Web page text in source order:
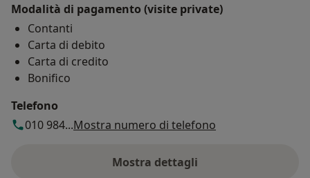
Modalità di pagamento (visite private)
Contanti
Carta di debito
Carta di credito
Bonifico
Telefono
010 984...Mostra numero di telefono
Mostra dettagli
sull'indirizzo